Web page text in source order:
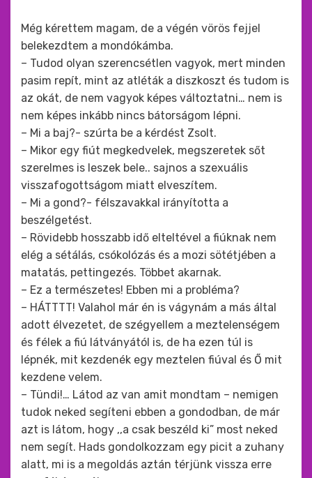
Még kérettem magam, de a végén vörös fejjel
belekezdtem a mondókámba.
– Tudod olyan szerencsétlen vagyok, mert minden
pasim repít, mint az atléták a diszkoszt és tudom is
az okát, de nem vagyok képes változtatni… nem is
nem képes inkább nincs bátorságom lépni.
– Mi a baj?- szúrta be a kérdést Zsolt.
– Mikor egy fiút megkedvelek, megszeretek sőt
szerelmes is leszek bele.. sajnos a szexuális
visszafogottságom miatt elveszítem.
– Mi a gond?- félszavakkal irányította a
beszélgetést.
– Rövidebb hosszabb idő elteltével a fiúknak nem
elég a sétálás, csókolózás és a mozi sötétjében a
matatás, pettingezés. Többet akarnak.
– Ez a természetes! Ebben mi a probléma?
– HÁTTTT! Valahol már én is vágynám a más által
adott élvezetet, de szégyellem a meztelenségem
és félek a fiú látványától is, de ha ezen túl is
lépnék, mit kezdenék egy meztelen fiúval és Ő mit
kezdene velem.
– Tündi!… Látod az van amit mondtam – nemigen
tudok neked segíteni ebben a gondodban, de már
azt is látom, hogy ,,a csak beszéld ki” most neked
nem segít. Hads gondolkozzam egy picit a zuhany
alatt, mi is a megoldás aztán térjünk vissza erre